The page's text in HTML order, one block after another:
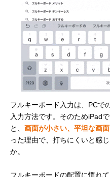
フルキーボード入力は、PCで
入力方法です。そのためiPad
と、 画面が小さい、平坦な画
った理由で、打ちにくいと感
か。
フルキーボードの配置に慣れ